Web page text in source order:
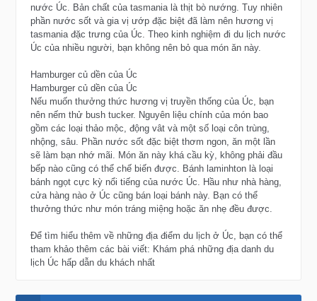
nước Úc. Bản chất của tasmania là thịt bò nướng. Tuy nhiên
phần nước sốt và gia vị ướp đặc biệt đã làm nên hương vị
tasmania đặc trưng của Úc. Theo kinh nghiệm đi du lịch nước
Úc của nhiều người, bạn không nên bỏ qua món ăn này.
Hamburger củ dền của Úc
Hamburger củ dền của Úc
Nếu muốn thưởng thức hương vị truyền thống của Úc, bạn
nên nếm thử bush tucker. Nguyên liệu chính của món bao
gồm các loại thảo mộc, động vât và một số loại côn trùng,
nhộng, sâu. Phần nước sốt đặc biệt thơm ngon, ăn một lần
sẽ làm bạn nhớ mãi. Món ăn này khá cầu kỳ, không phải đầu
bếp nào cũng có thể chế biến được. Bánh laminhton là loại
bánh ngọt cực kỳ nổi tiếng của nước Úc. Hầu như nhà hàng,
cửa hàng nào ở Úc cũng bán loại bánh này. Bạn có thể
thưởng thức như món tráng miệng hoặc ăn nhẹ đều được.
Để tìm hiểu thêm về những địa điểm du lịch ở Úc, bạn có thể
tham khảo thêm các bài viết: Khám phá những địa danh du
lịch Úc hấp dẫn du khách nhất